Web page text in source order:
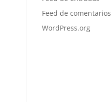
Feed de comentarios
WordPress.org